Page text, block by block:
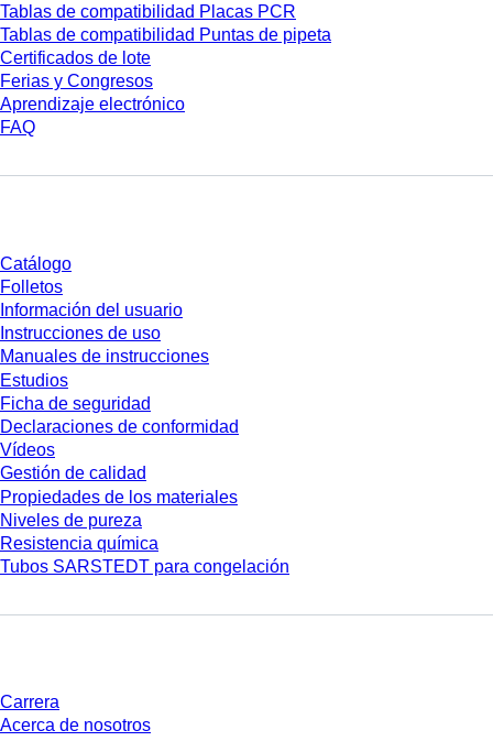
Tablas de compatibilidad Placas PCR
Tablas de compatibilidad Puntas de pipeta
Certificados de lote
Ferias y Congresos
Aprendizaje electrónico
FAQ
Catálogo
Folletos
Información del usuario
Instrucciones de uso
Manuales de instrucciones
Estudios
Ficha de seguridad
Declaraciones de conformidad
Vídeos
Gestión de calidad
Propiedades de los materiales
Niveles de pureza
Resistencia química
Tubos SARSTEDT para congelación
Carrera
Acerca de nosotros